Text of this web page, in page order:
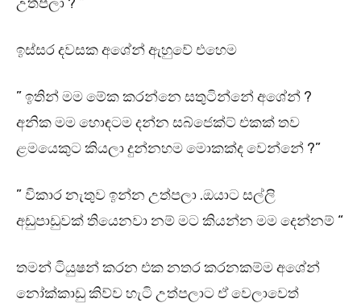
ඉස්සර දවසක අශේන් ඇහුවේ එහෙම
” ඉතින් මම මේක කරන්නෙ සතුටින්නේ අශේන් ?
අනික මම හොඳටම දන්න සබ්ජෙක්ට් එකක් තව
ළමයෙකුට කියලා දුන්නහම මොකක්ද වෙන්නේ ?”
” විකාර නැතුව ඉන්න උත්පලා .ඔයාට සල්ලි
අඩුපාඩුවක් තියෙනවා නම් මට කියන්න මම දෙන්නම් “
තමන් ටියුෂන් කරන එක නතර කරනකම්ම අශේන්
නෝක්කාඩු කිව්ව හැටි උත්පලාට ඒ වෙලාවෙත්